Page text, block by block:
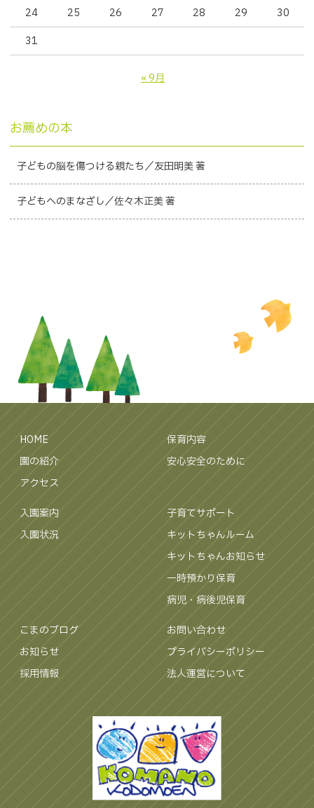
24
25 26 27 28 29
30
31
« 9月
お薦めの本
子どもの脳を傷つける親たち／友田明美 著
子どもへのまなざし／佐々木正美 著
HOME
園の紹介
アクセス
保育内容
安心安全のために
入園案内
入園状況
子育てサポート
キットちゃんルーム
キットちゃんお知らせ
一時預かり保育
病児・病後児保育
こまのブログ
お知らせ
採用情報
お問い合わせ
プライバシーポリシー
法人運営について